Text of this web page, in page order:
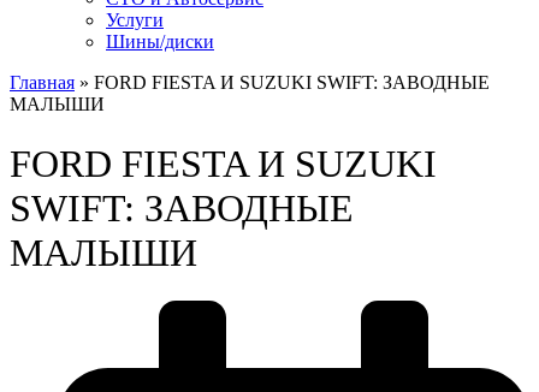
Услуги
Шины/диски
Главная » FORD FIESTA И SUZUKI SWIFT: ЗАВОДНЫЕ
МАЛЫШИ
FORD FIESTA И SUZUKI
SWIFT: ЗАВОДНЫЕ
МАЛЫШИ